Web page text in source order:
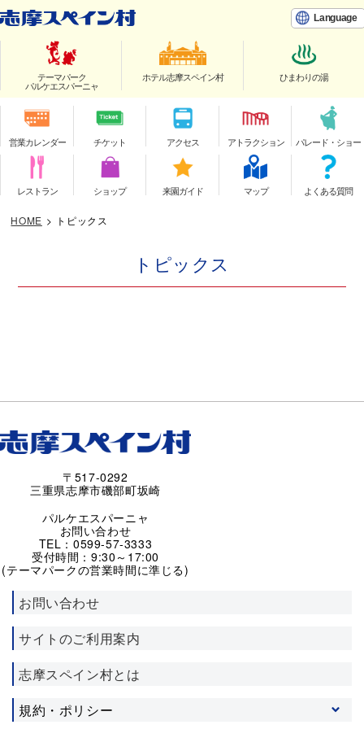
Language
テーマパーク
パルケエスパーニャ
ホテル志摩スペイン村 ひまわりの湯
営業カレンダー チケット アクセス アトラクション パレード・ショー
レストラン ショップ 来園ガイド マップ よくある質問
HOME > トピックス
トピックス
〒517-0292
三重県志摩市磯部町坂崎
パルケエスパーニャ
お問い合わせ
TEL：0599-57-3333
受付時間：9:30～17:00
(テーマパークの営業時間に準じる)
お問い合わせ
サイトのご利用案内
志摩スペイン村とは
規約・ポリシー